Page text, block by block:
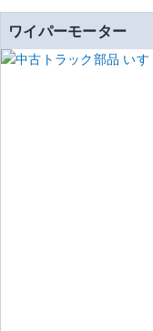
ワイパーモーター